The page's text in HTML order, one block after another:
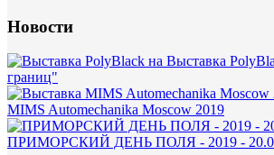
Новости
Выставка
границ"
MIMS Automechanika Moscow 2019
ПРИМОРСКИЙ ДЕНЬ ПОЛЯ - 2019 -